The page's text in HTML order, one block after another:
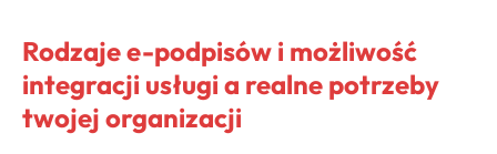
Rodzaje e-podpisów i możliwość
integracji usługi a realne potrzeby
twojej organizacji